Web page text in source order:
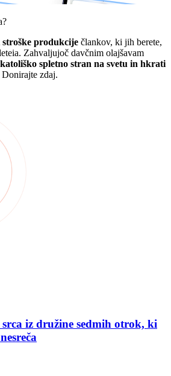
produkcije člankov, ki jih berete,
Zahvaljujoč davčnim olajšavam
spletno stran na svetu in hkrati
Donirajte zdaj.
iz družine sedmih otrok, ki